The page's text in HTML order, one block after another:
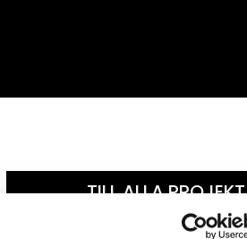
TILL ALLA PROJEKT